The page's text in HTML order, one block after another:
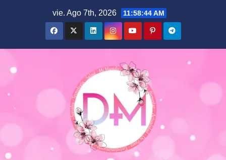
vie. Ago 7th, 2026 11:58:45 AM